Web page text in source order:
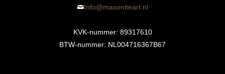
Info@masoniteart.nl
KVK-nummer: 89317610
BTW-nummer: NL004716367B67